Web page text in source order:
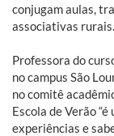
conjugam aulas,
associativas rurais.
Professora do
no campus São
no comitê
Escola de Verão
experiências e